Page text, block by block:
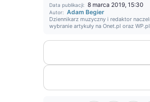
Data publikacji: 8 marca 2019, 15:30
Autor: Adam Begier
Dziennikarz muzyczny i redaktor
wybranie artykuły na Onet.pl oraz WP.pl